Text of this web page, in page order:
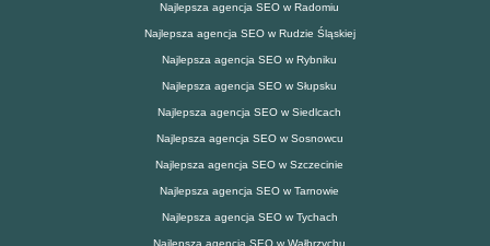
Najlepsza agencja SEO w Radomiu
Najlepsza agencja SEO w Rudzie Śląskiej
Najlepsza agencja SEO w Rybniku
Najlepsza agencja SEO w Słupsku
Najlepsza agencja SEO w Siedlcach
Najlepsza agencja SEO w Sosnowcu
Najlepsza agencja SEO w Szczecinie
Najlepsza agencja SEO w Tarnowie
Najlepsza agencja SEO w Tychach
Najlepsza agencja SEO w Wałbrzychu